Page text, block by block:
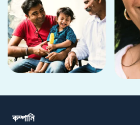
কম্পানি